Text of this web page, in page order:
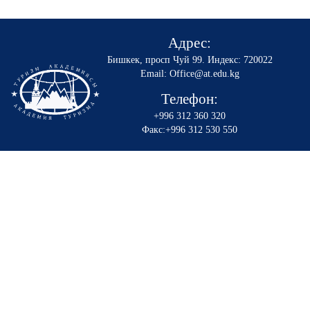
Адрес:
Бишкек, просп Чуй 99. Индекс: 720022
Email: Office@at.edu.kg
Телефон:
+996 312 360 320
Факс:+996 312 530 550